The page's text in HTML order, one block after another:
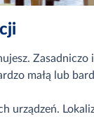
Zasadniczo
małą lub
urządzeń.